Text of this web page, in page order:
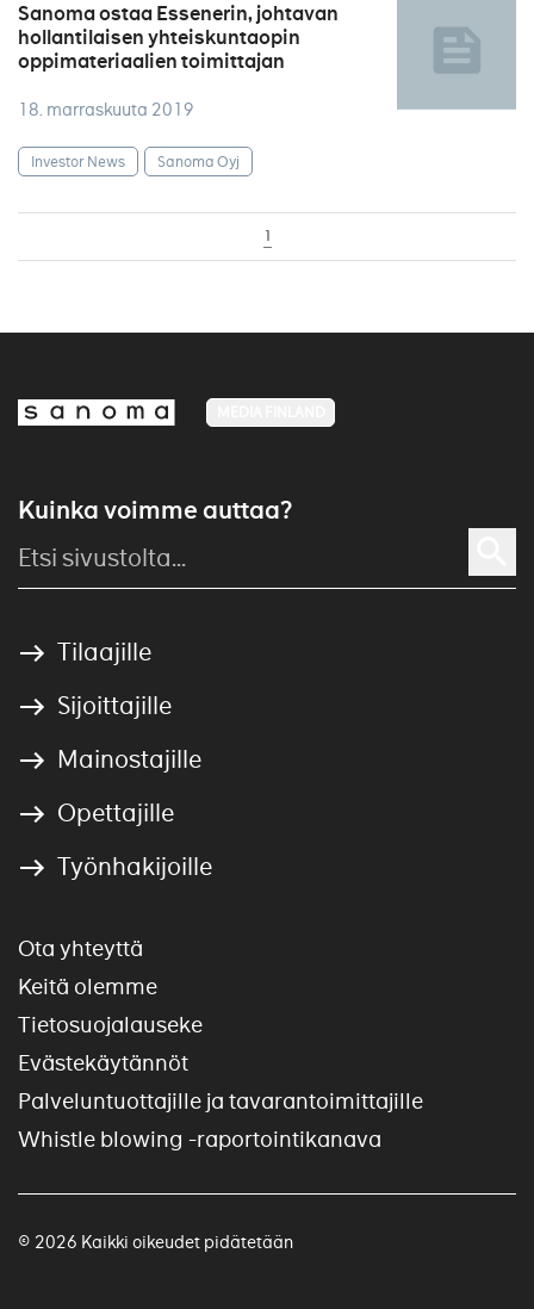
Sanoma ostaa Essenerin, johtavan
hollantilaisen yhteiskuntaopin
oppimateriaalien toimittajan
18. marraskuuta 2019
Investor News Sanoma Oyj
1
Kuinka voimme auttaa?
Tilaajille
Sijoittajille
Mainostajille
Opettajille
Työnhakijoille
Ota yhteyttä
Keitä olemme
Tietosuojalauseke
Evästekäytännöt
Palveluntuottajille ja tavarantoimittajille
Whistle blowing -raportointikanava
© 2026 Kaikki oikeudet pidätetään